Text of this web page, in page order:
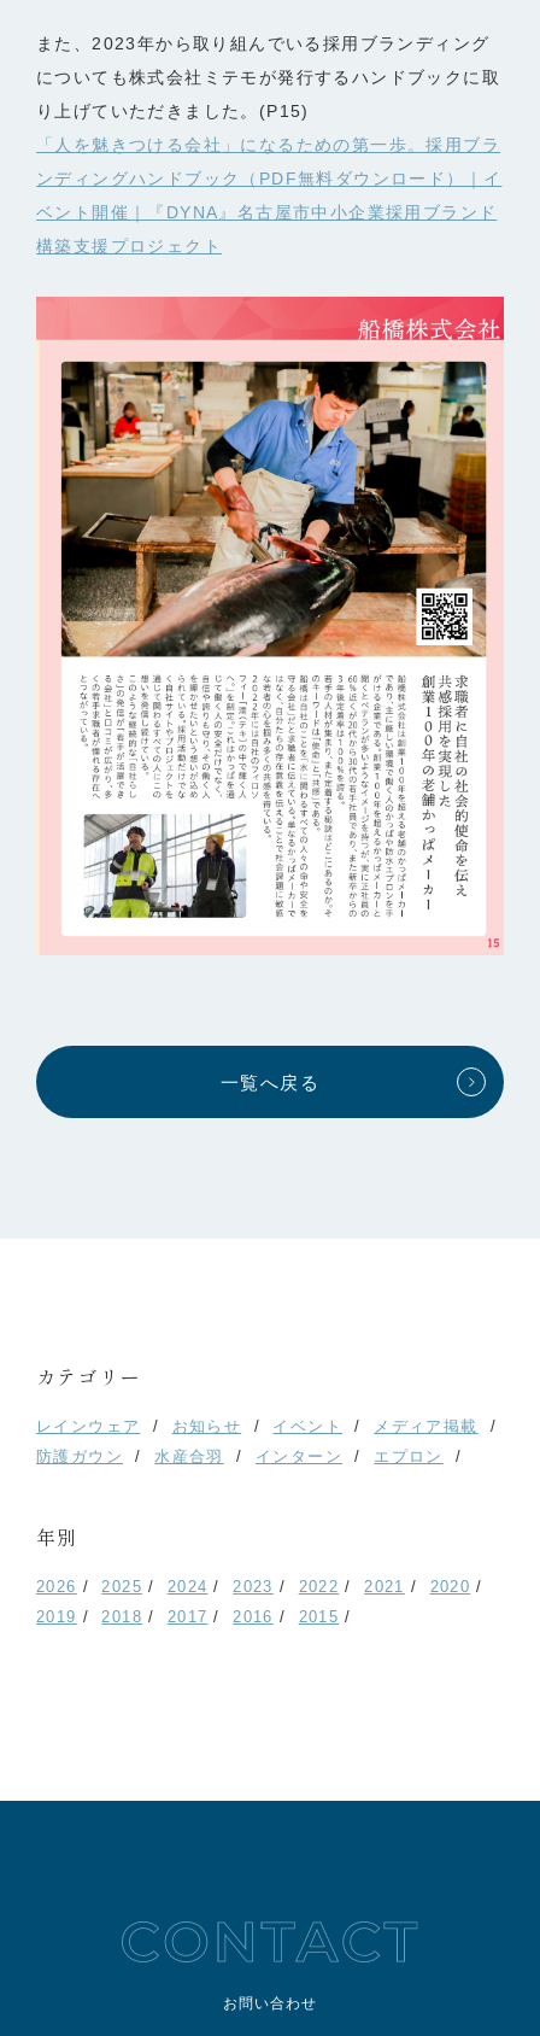
また、2023年から取り組んでいる採用ブランディング
についても株式会社ミテモが発行するハンドブックに取
り上げていただきました。(P15)
「人を魅きつける会社」になるための第一歩。採用ブラ
ンディングハンドブック（PDF無料ダウンロード）｜イ
ベント開催｜『DYNA』名古屋市中小企業採用ブランド
構築支援プロジェクト
一覧へ戻る
カテゴリー
レインウェア お知らせ イベント
メディア掲載
防護ガウン
水産合羽 インターン エプロン
年別
2026 2025 2024 2023 2022 2021
2020
2019
2018 2017 2016 2015
お問い合わせ